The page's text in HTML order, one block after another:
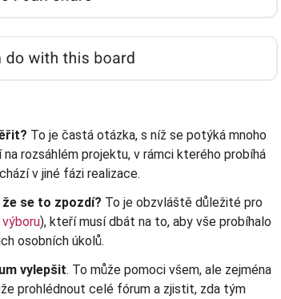
To je častá otázka, s níž se potýká mnoho
rozsáhlém projektu, v rámci kterého probíhá
v jiné fázi realizace.
se to zpozdí? To je obzvláště důležité pro
), kteří musí dbát na to, aby vše probíhalo
osobních úkolů.
vylepšit. To může pomoci všem, ale zejména
prohlédnout celé fórum a zjistit, zda tým